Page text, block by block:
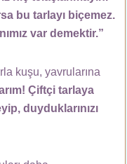
bu tarlayı biçemez.
var demektir.”
kuşu, yavrularına
Çiftçi tarlaya
duyduklarınızı